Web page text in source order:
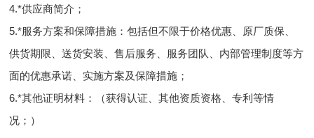
4.*供应商简介；
5.*服务方案和保障措施：包括但不限于价格优惠、原厂质保、
供货期限、送货安装、售后服务、服务团队、内部管理制度等方
面的优惠承诺、实施方案及保障措施；
6.*其他证明材料：（获得认证、其他资质资格、专利等情
况；）